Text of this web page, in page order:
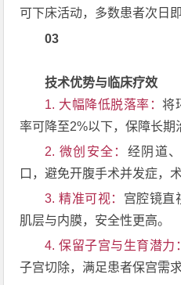
可下床活动，多数患者次日
03
技术优势与临床疗效
1. 大幅降低脱落率：将
率可降至2%以下，保障长期
2. 微创安全： 经阴道
口，避免开腹手术并发症，
3. 精准可视： 宫腔镜直
肌层与内膜，安全性更高。
4. 保留子宫与生育潜力
子宫切除，满足患者保宫需求